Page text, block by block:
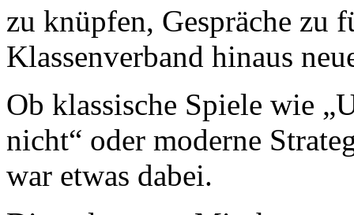
zu knüpfen, Gespräche zu
Klassenverband hinaus
Ob klassische Spiele wie
nicht“ oder moderne
war etwas dabei.